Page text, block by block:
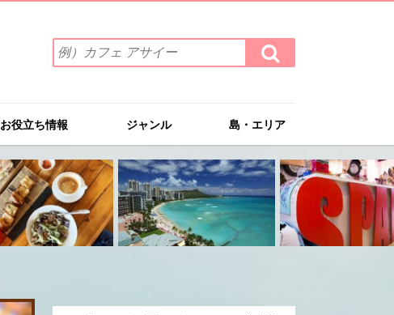
索
ワ
を
入
力
(例）
カ
フ
ェ
イ
検
索
す
お役立ち情報 ジャンル 島・エリア